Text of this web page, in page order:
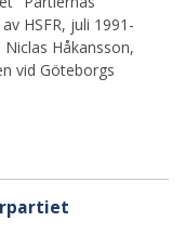
HSFR, juli 1991-
Håkansson,
vid Göteborgs